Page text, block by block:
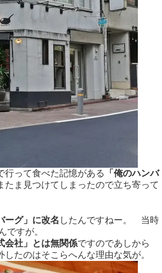
って食べた記憶がある 「俺のハンバ
ま見つけてしまったので立ち寄って
ーグ」に改名 したんですねー。 当時
ですが。
会社」とは無関係ですのであしから
たのはそこらへんな理由な気が。